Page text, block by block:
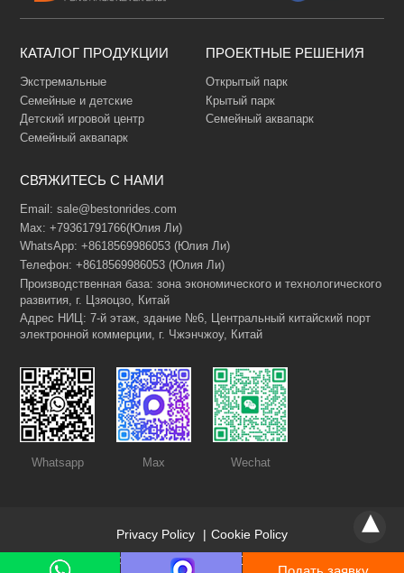
Пиратский Корабль
*Данные в безопасности - только для ответа вам. Не передаем третьим
1. Хотите построить новый парк или модернизировать
существующий?
2. Тип проекта: открытый или крытый парк, аквапарк и др.?
башня падения, маятник, пиратский корабль, карусель и т.
д.)?
Privacy Policy | Cookie Policy
Copyright © 2026 HENAN BESTON RIDES CO.,LTD